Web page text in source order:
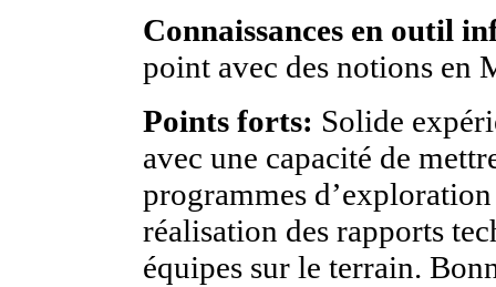
Connaissances en outil
point avec des notions en
Points forts: Solide
avec une capacité de
programmes
réalisation des rapports
équipes sur le terrain.